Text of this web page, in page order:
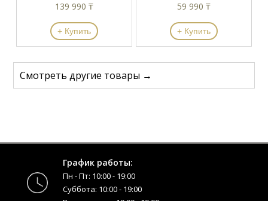
139 990 ₸
+ Купить
59 990 ₸
+ Купить
Смотреть другие товары →
График работы:
Пн - Пт: 10:00 - 19:00
Суббота: 10:00 - 19:00